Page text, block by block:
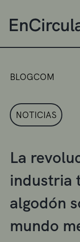
BLOGCOM
NOTICIAS
La
industria
algodón
mundo